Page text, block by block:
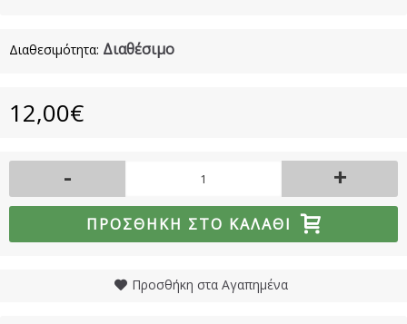
Διαθεσιμότητα: Διαθέσιμο
12,00€
- +
ΠΡΟΣΘΉΚΗ ΣΤΟ ΚΑΛΆΘΙ
Προσθήκη στα Αγαπημένα